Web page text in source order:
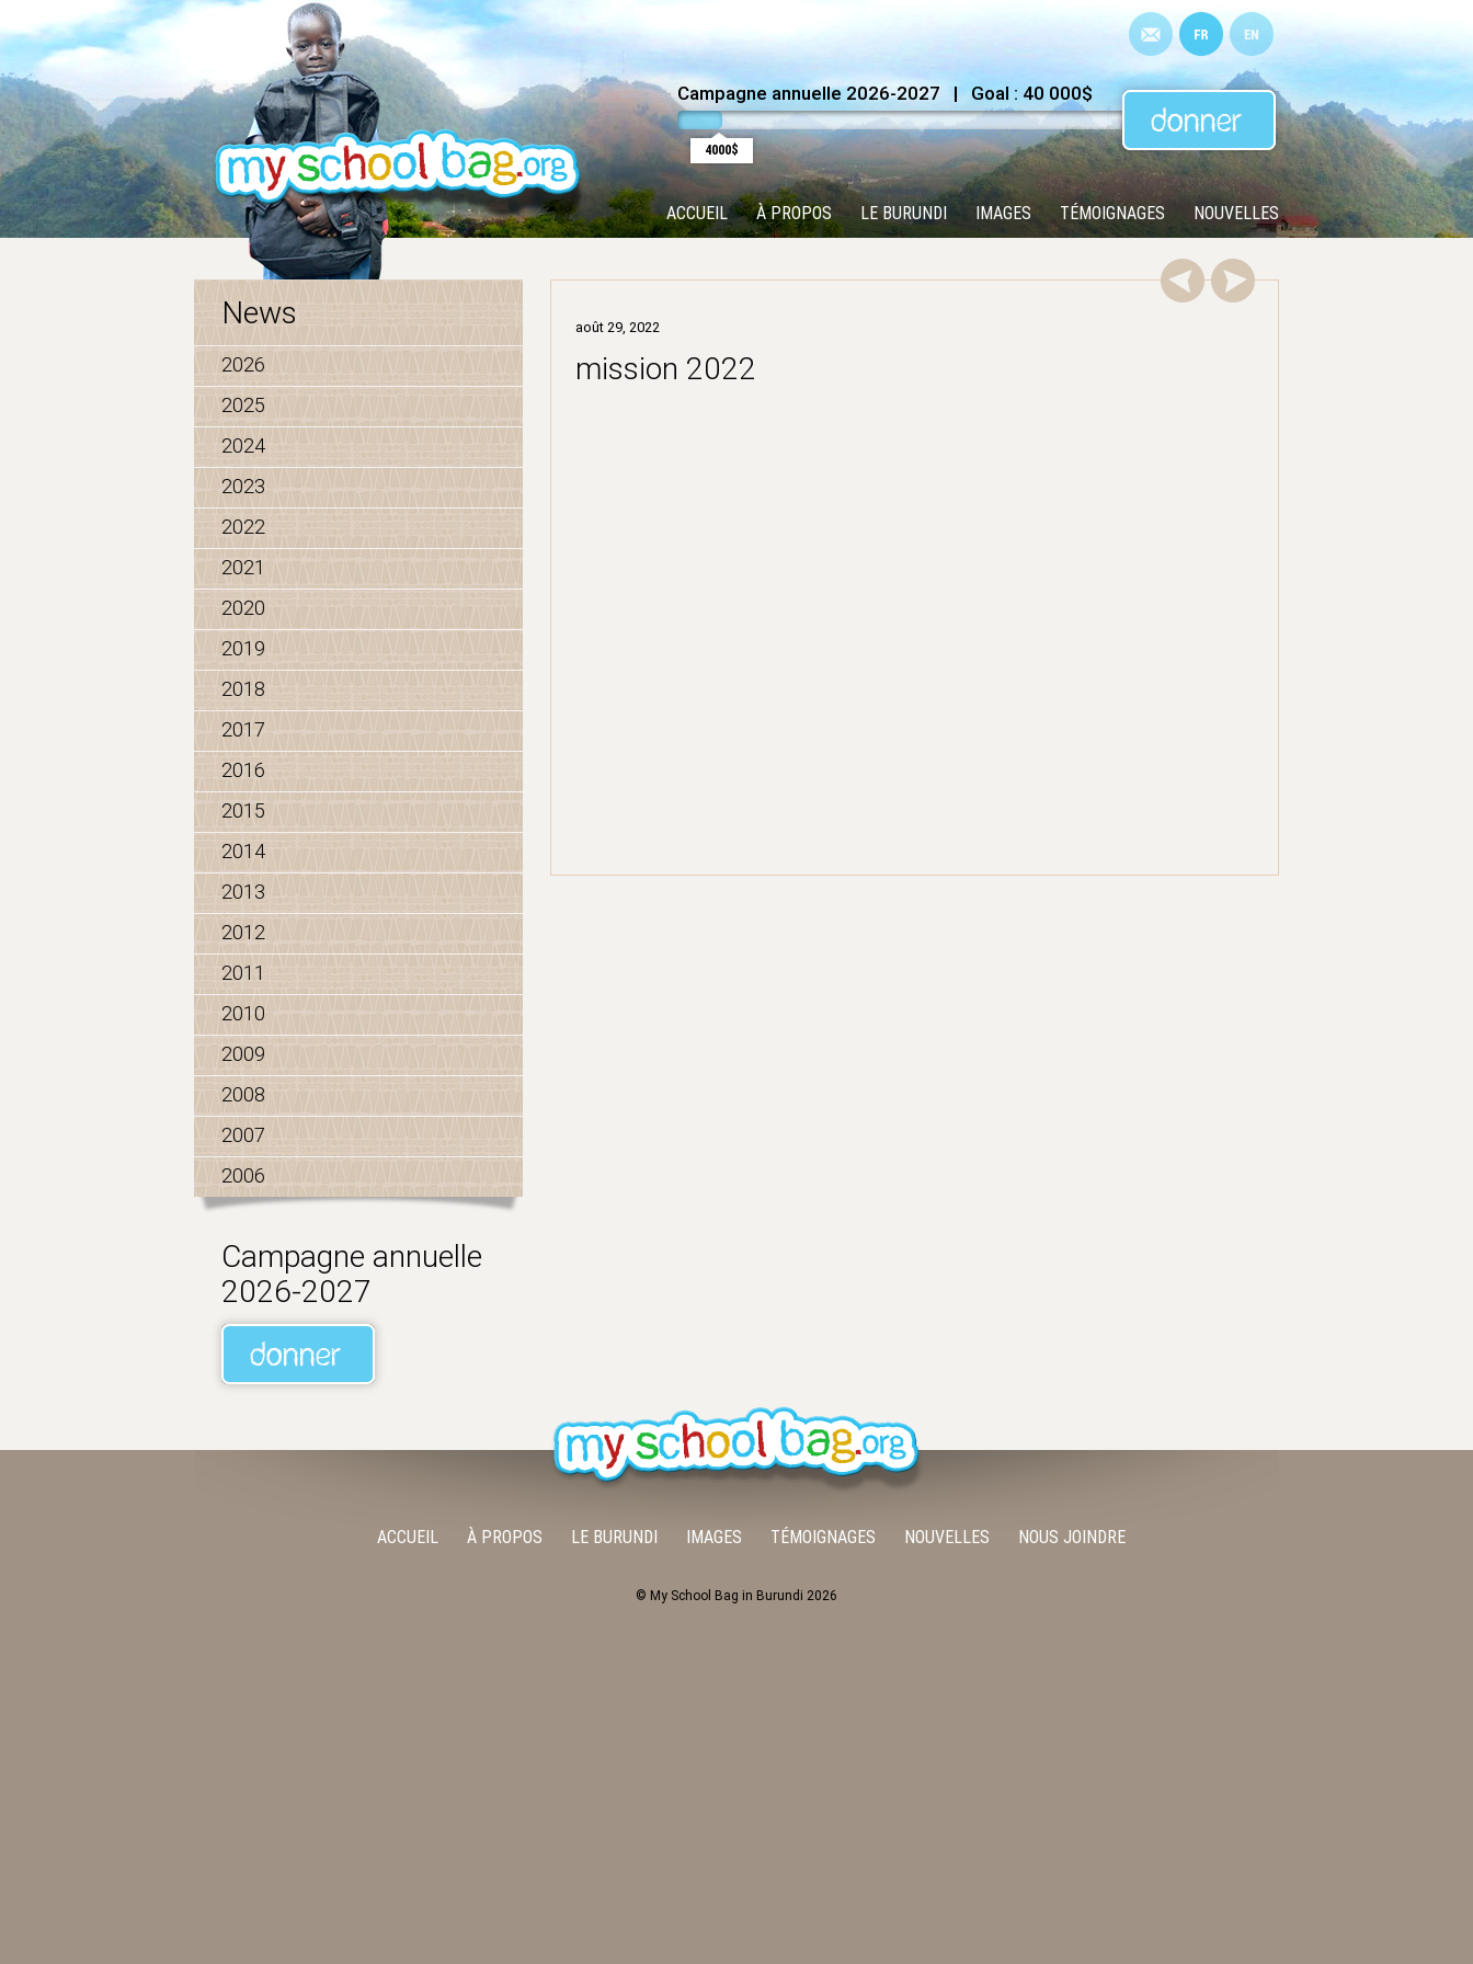
Campagne annuelle 2026-2027 | Goal : 40 000$
4000$
ACCUEIL À PROPOS LE BURUNDI IMAGES TÉMOIGNAGES NOUVELLES
News
2026
2025
2024
2023
2022
2021
2020
2019
2018
2017
2016
2015
2014
2013
2012
2011
2010
2009
2008
2007
2006
Campagne annuelle
2026-2027
août 29, 2022
mission 2022
ACCUEIL À PROPOS LE BURUNDI IMAGES TÉMOIGNAGES NOUVELLES NOUS JOINDRE
© My School Bag in Burundi 2026